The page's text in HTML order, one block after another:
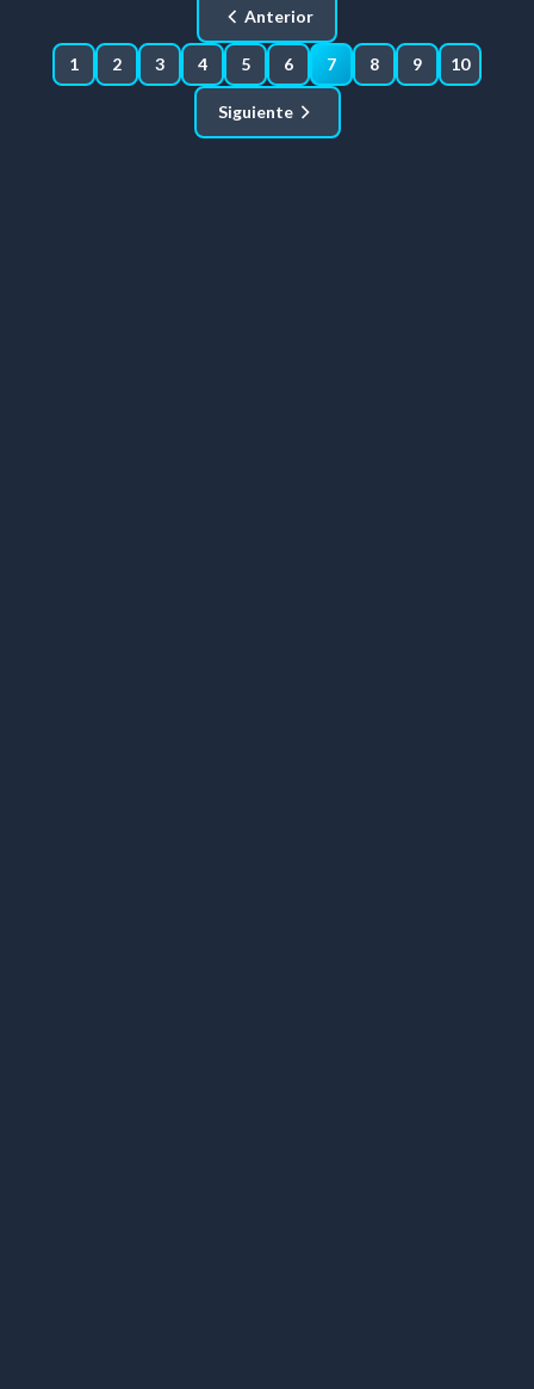
Anterior
1 2 3 4 5 6 7 8 9 10
Siguiente